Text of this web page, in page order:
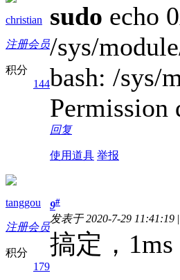
christian
注册会员
积分
144
sudo echo
/sys/
bash: /sys/
Permission
回复
使用道具 举报
tanggou
注册会员
积分
179
9#
发表于 2020-7-29 11:41:19 |
搞定，1ms